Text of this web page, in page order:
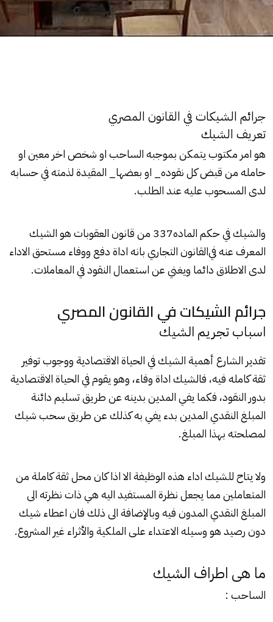
جرائم الشيكات في القانون المصري
تعريف الشيك
هو امر مكتوب يتمكن بموجبه الساحب او شخص اخر معين او
حامله من قبض كل نقوده_ او بعضها_ المقيدة لذمته في حسابه
لدى المسحوب عليه عند الطلب.
والشيك
في حكم الماده337 من قانون العقوبات هو الشيك
المعرف عنه فيالقانون التجاريبانه اداة دفع ووفاء مستحق الاداء
لدى الاطلاق دائما ويغني عن استعمال النقود في المعاملات.
جرائم الشيكات في القانون المصري
اسباب تجريم الشيك
تقدير الشارع أهميةالشيكفي الحياة الاقتصادية ووجوب توفير
ثقة كامله فيه، فالشيك اداة وفاء، وهو يقوم في الحياة الاقتصادية
بدور النقود، فكما يفي المدين بدينه عن طريق تسليم دائنة
المبلغ النقدي المدين بدء يفي به كذلك عن طريق سحبشيك
لمصلحته بهذا المبلغ.
ولا يتاح للشيك اداء هذه الوظيفة الا اذا كان محل ثقة كاملة من
المتعاملين مما يجعل نظرة المستفيد اليه هي ذات نظرته الى
المبلغ النقدي المدون فيه وبالإضافة الى ذلك فان اعطاء شيك
دون رصيد هو وسيله الاعتداء على الملكية والأثراء غير المشروع.
ما هى اطراف الشيك
الساحب :